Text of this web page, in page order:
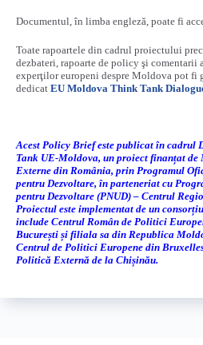
Documentul, în limba engleză, poate fi
Toate rapoartele din cadrul proiectului
dezbateri, rapoarte de policy şi comentarii
experţilor europeni despre Moldova pot fi
dedicat EU Moldova Think Tank
Acest Policy Brief este publicat în cadrul
Tank UE-Moldova, un proiect finanțat
Externe din România, prin Programul
pentru Dezvoltare, în parteneriat cu
pentru Dezvoltare (PNUD) – Centrul
Proiectul este implementat de un
include Centrul Român de Politici
București și filiala sa din Republica
Centrul de Politici Europene din
Politică Externă de la Chișinău.